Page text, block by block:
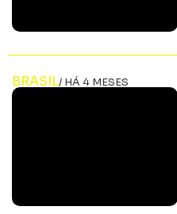
BRASIL/ HÁ 4 MESES